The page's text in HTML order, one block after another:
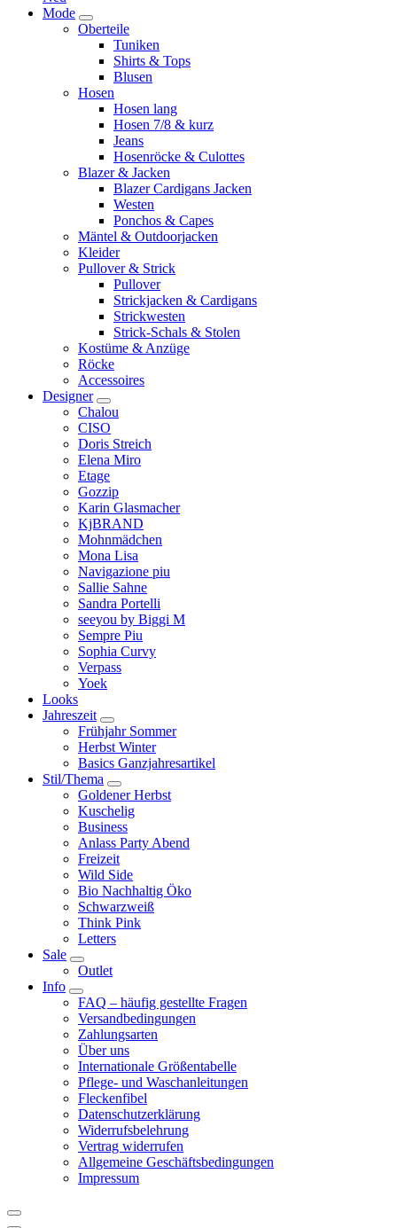
Mode
Oberteile
Tuniken
Shirts & Tops
Blusen
Hosen
Hosen lang
Hosen 7/8 & kurz
Jeans
Hosenröcke & Culottes
Blazer & Jacken
Blazer Cardigans Jacken
Westen
Ponchos & Capes
Mäntel & Outdoorjacken
Kleider
Pullover & Strick
Pullover
Strickjacken & Cardigans
Strickwesten
Strick-Schals & Stolen
Kostüme & Anzüge
Röcke
Accessoires
Designer
Chalou
CISO
Doris Streich
Elena Miro
Etage
Gozzip
Karin Glasmacher
KjBRAND
Mohnmädchen
Mona Lisa
Navigazione piu
Sallie Sahne
Sandra Portelli
seeyou by Biggi M
Sempre Piu
Sophia Curvy
Verpass
Yoek
Looks
Jahreszeit
Frühjahr Sommer
Herbst Winter
Basics Ganzjahresartikel
Stil/Thema
Goldener Herbst
Kuschelig
Business
Anlass Party Abend
Freizeit
Wild Side
Bio Nachhaltig Öko
Schwarzweiß
Think Pink
Letters
Sale
Outlet
Info
FAQ – häufig gestellte Fragen
Versandbedingungen
Zahlungsarten
Über uns
Internationale Größentabelle
Pflege- und Waschanleitungen
Fleckenfibel
Datenschutzerklärung
Widerrufsbelehrung
Vertrag widerrufen
Allgemeine Geschäftsbedingungen
Impressum